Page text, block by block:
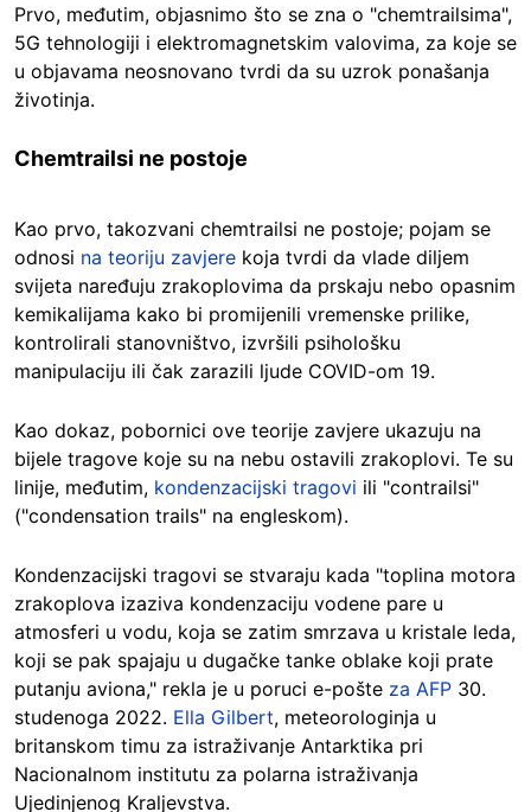
Prvo, međutim, objasnimo što se zna o "chemtrailsima",
5G tehnologiji i elektromagnetskim valovima, za koje se
u objavama neosnovano tvrdi da su uzrok ponašanja
životinja.
Chemtrailsi ne postoje
Kao prvo, takozvani chemtrailsi ne postoje; pojam se
odnosi na teoriju zavjere koja tvrdi da vlade diljem
svijeta naređuju zrakoplovima da prskaju nebo opasnim
kemikalijama kako bi promijenili vremenske prilike,
kontrolirali stanovništvo, izvršili psihološku
manipulaciju ili čak zarazili ljude COVID-om 19.
Kao dokaz, pobornici ove teorije zavjere ukazuju na
bijele tragove koje su na nebu ostavili zrakoplovi. Te su
linije, međutim, kondenzacijski tragovi ili "contrailsi"
("condensation trails" na engleskom).
Kondenzacijski tragovi se stvaraju kada "toplina motora
zrakoplova izaziva kondenzaciju vodene pare u
atmosferi u vodu, koja se zatim smrzava u kristale leda,
koji se pak spajaju u dugačke tanke oblake koji prate
putanju aviona," rekla je u poruci e-pošte za AFP 30.
studenoga 2022. Ella Gilbert, meteorologinja u
britanskom timu za istraživanje Antarktika pri
Nacionalnom institutu za polarna istraživanja
Ujedinjenog Kraljevstva.